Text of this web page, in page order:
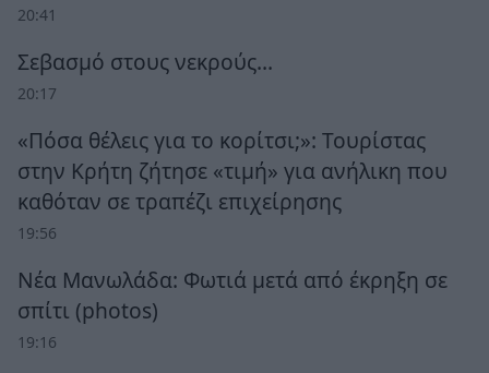
20:41
Σεβασμό στους νεκρούς…
20:17
«Πόσα θέλεις για το κορίτσι;»: Τουρίστας
στην Κρήτη ζήτησε «τιμή» για ανήλικη που
καθόταν σε τραπέζι επιχείρησης
19:56
Νέα Μανωλάδα: Φωτιά μετά από έκρηξη σε
σπίτι (photos)
19:16